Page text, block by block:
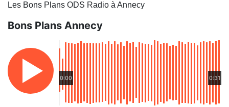
Les Bons Plans ODS Radio à Annecy
Bons Plans Annecy
0:00 0:31